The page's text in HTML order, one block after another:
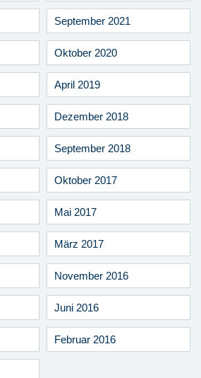
September 2021
Oktober 2020
April 2019
Dezember 2018
September 2018
Oktober 2017
Mai 2017
März 2017
November 2016
Juni 2016
Februar 2016